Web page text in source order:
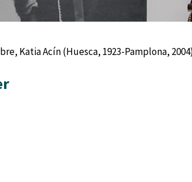
Katia Acín (Huesca, 1923-Pamplona,